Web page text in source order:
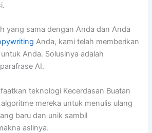
yang sama dengan Anda dan Anda
Anda, kami telah memberikan
Anda. Solusinya adalah
AI.
teknologi Kecerdasan Buatan
mereka untuk menulis ulang
baru dan unik sambil
aslinya.